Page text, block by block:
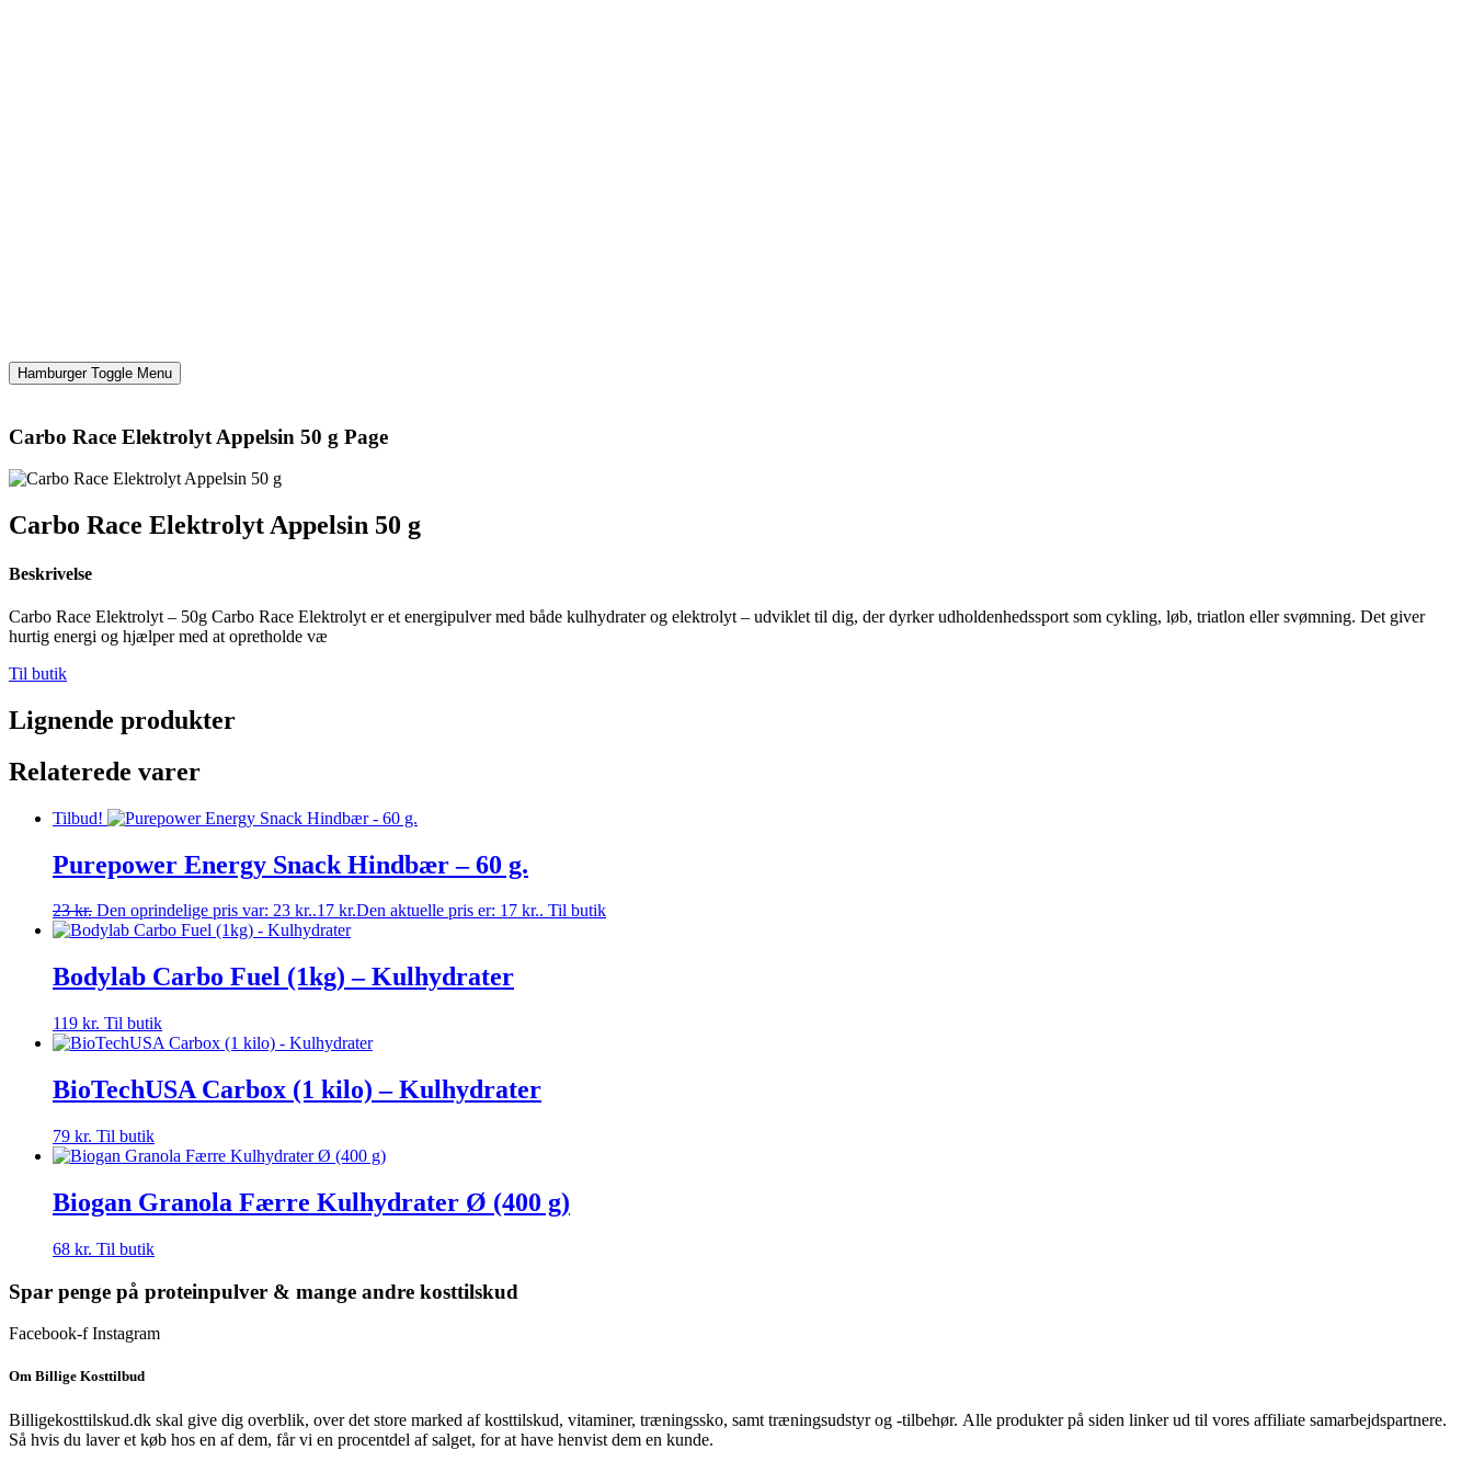
Hamburger Toggle Menu
Carbo Race Elektrolyt Appelsin 50 g Page
Carbo Race Elektrolyt Appelsin 50 g
Beskrivelse
Carbo Race Elektrolyt – 50g Carbo Race Elektrolyt er et energipulver med både kulhydrater og elektrolyt – udviklet til dig, der dyrker udholdenhedssport som cykling, løb, triatlon eller svømning. Det giver
hurtig energi og hjælper med at opretholde væ
Til butik
Lignende produkter
Relaterede varer
Tilbud!
Purepower Energy Snack Hindbær – 60 g.
23kr. Den oprindelige pris var: 23 kr..17 kr.Den aktuelle pris er: 17 kr.. Til butik
Bodylab Carbo Fuel (1kg) – Kulhydrater
119 kr. Til butik
BioTechUSA Carbox (1 kilo) – Kulhydrater
79 kr. Til butik
Biogan Granola Færre Kulhydrater Ø (400 g)
68 kr. Til butik
Spar penge på proteinpulver & mange andre kosttilskud
Facebook-f Instagram
Om Billige Kosttilbud
Billigekosttilskud.dk skal give dig overblik, over det store marked af kosttilskud, vitaminer, træningssko, samt træningsudstyr og -tilbehør. Alle produkter på siden linker ud til vores affiliate samarbejdspartnere.
Så hvis du laver et køb hos en af dem, får vi en procentdel af salget, for at have henvist dem en kunde.